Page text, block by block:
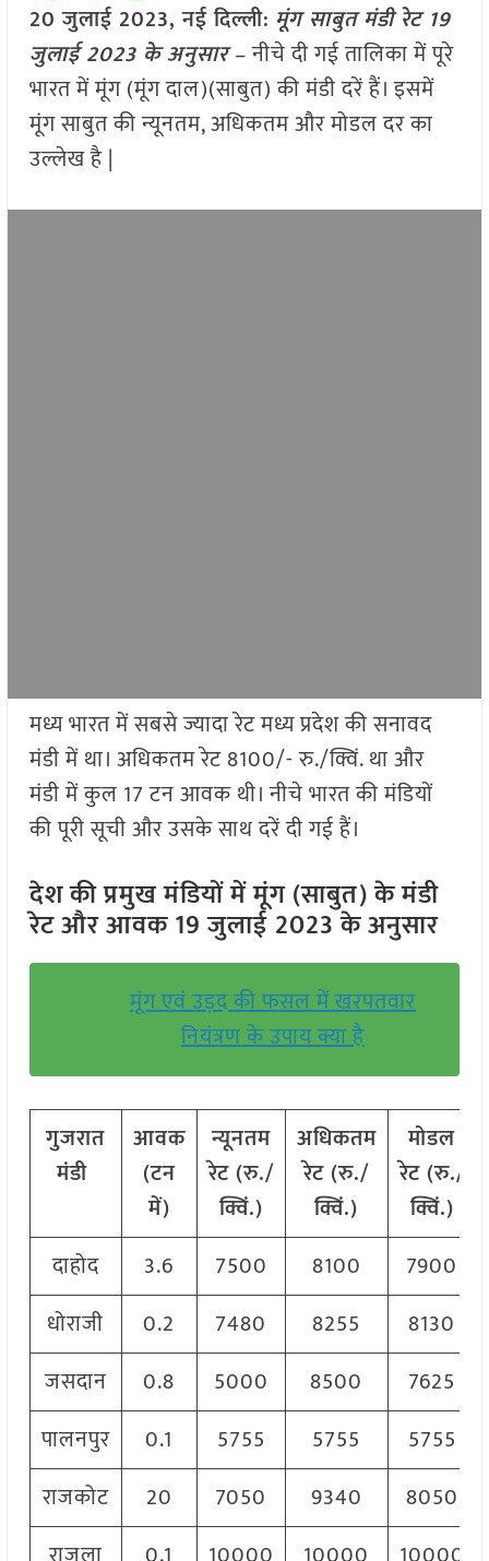
20 जुलाई 2023, नई दिल्ली: मूंग साबुत मंडी रेट 19
जुलाई 2023 के अनुसार– नीचे दी गई तालिका में पूरे
भारत में मूंग (मूंग दाल)(साबुत) की मंडी दरें हैं। इसमें
मूंग साबुत की न्यूनतम, अधिकतम और मोडल दर का
उल्लेख है |
मध्य भारत में सबसे ज्यादा रेट मध्य प्रदेश की सनावद
मंडी में था। अधिकतम रेट 8100/- रु./क्विं. था और
मंडी में कुल 17 टन आवक थी। नीचे भारत की मंडियों
की पूरी सूची और उसके साथ दरें दी गई हैं।
देश की प्रमुख मंडियों में मूंग (साबुत) के मंडी
रेट और आवक 19 जुलाई 2023 के अनुसार
मूंग एवं उड़द की फसल में खरपतवार
नियंत्रण के उपाय क्या है
गुजरात
मंडी
आवक
(टन
में)
न्यूनतम
रेट (रु./
क्विं.)
अधिकतम
रेट (रु./
क्विं.)
मोडल
रेट(रु./
क्विं.)
दाहोद
3.6 7500 8100
7900
धोराजी
0.2 7480 8255
8130
जसदान
0.8 5000 8500
7625
पालनपुर
0.1 5755 5755
5755
राजकोट
20 7050 9340
8050